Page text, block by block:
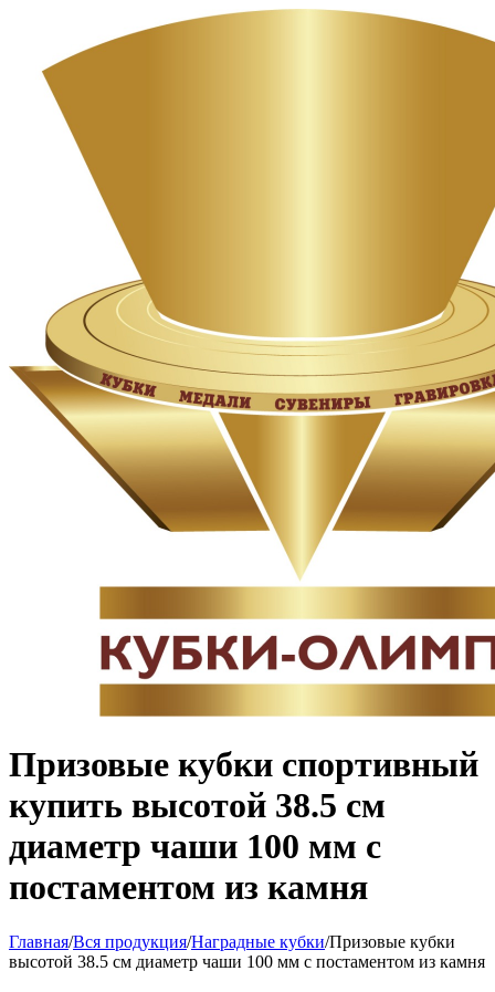
Призовые кубки спортивный
купить высотой 38.5 см
диаметр чаши 100 мм с
постаментом из камня
Главная/Вся продукция/Наградные кубки/Призовые кубки
высотой 38.5 см диаметр чаши 100 мм с постаментом из камня